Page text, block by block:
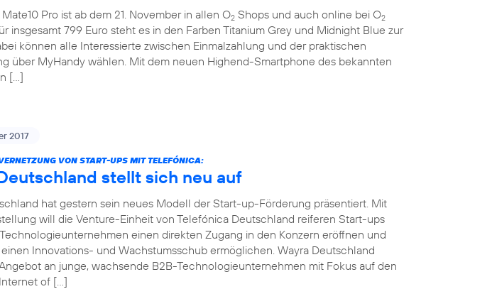
Pro ist ab dem 21. November in allen O2 Shops und auch online bei O2
insgesamt 799 Euro steht es in den Farben Titanium Grey und Midnight Blue zur
können alle Interessierte zwischen Einmalzahlung und der praktischen
über MyHandy wählen. Mit dem neuen Highend-Smartphone des bekannten
[…]
2017
VON START-UPS MIT TELEFÓNICA:
stellt sich neu auf
hat gestern sein neues Modell der Start-up-Förderung präsentiert. Mit
will die Venture-Einheit von Telefónica Deutschland reiferen Start-ups
einen direkten Zugang in den Konzern eröffnen und
Innovations- und Wachstumsschub ermöglichen. Wayra Deutschland
an junge, wachsende B2B-Technologieunternehmen mit Fokus auf den
of […]